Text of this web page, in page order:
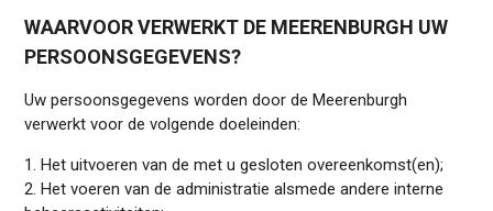
WAARVOOR VERWERKT DE MEERENBURGH UW
PERSOONSGEGEVENS?
Uw persoonsgegevens worden door de Meerenburgh
verwerkt voor de volgende doeleinden:
1. Het uitvoeren van de met u gesloten overeenkomst(en);
2. Het voeren van de administratie alsmede andere interne